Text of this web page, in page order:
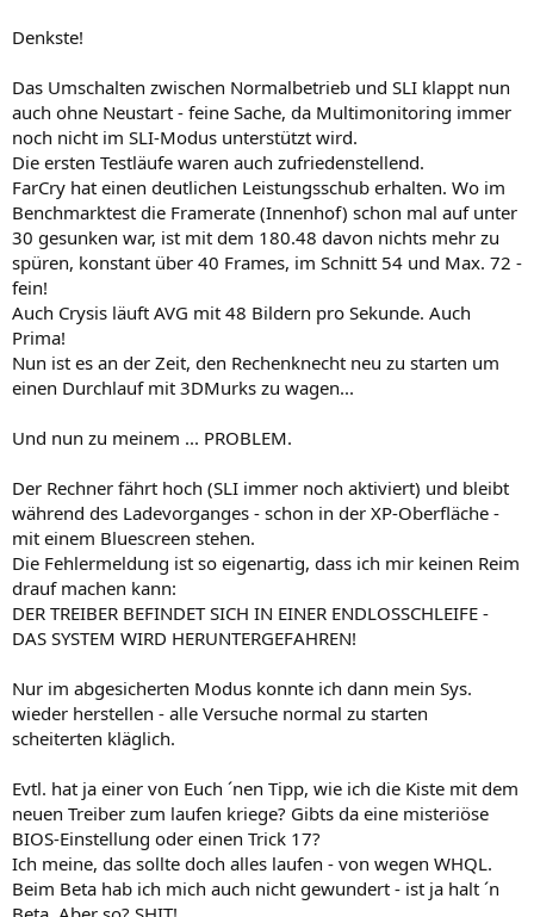
Denkste!
Das Umschalten zwischen Normalbetrieb und SLI klappt nun
auch ohne Neustart - feine Sache, da Multimonitoring immer
noch nicht im SLI-Modus unterstützt wird.
Die ersten Testläufe waren auch zufriedenstellend.
FarCry hat einen deutlichen Leistungsschub erhalten. Wo im
Benchmarktest die Framerate (Innenhof) schon mal auf unter
30 gesunken war, ist mit dem 180.48 davon nichts mehr zu
spüren, konstant über 40 Frames, im Schnitt 54 und Max. 72 -
fein!
Auch Crysis läuft AVG mit 48 Bildern pro Sekunde. Auch
Prima!
Nun ist es an der Zeit, den Rechenknecht neu zu starten um
einen Durchlauf mit 3DMurks zu wagen...
Und nun zu meinem ... PROBLEM.
Der Rechner fährt hoch (SLI immer noch aktiviert) und bleibt
während des Ladevorganges - schon in der XP-Oberfläche -
mit einem Bluescreen stehen.
Die Fehlermeldung ist so eigenartig, dass ich mir keinen Reim
drauf machen kann:
DER TREIBER BEFINDET SICH IN EINER ENDLOSSCHLEIFE -
DAS SYSTEM WIRD HERUNTERGEFAHREN!
Nur im abgesicherten Modus konnte ich dann mein Sys.
wieder herstellen - alle Versuche normal zu starten
scheiterten kläglich.
Evtl. hat ja einer von Euch ´nen Tipp, wie ich die Kiste mit dem
neuen Treiber zum laufen kriege? Gibts da eine misteriöse
BIOS-Einstellung oder einen Trick 17?
Ich meine, das sollte doch alles laufen - von wegen WHQL.
Beim Beta hab ich mich auch nicht gewundert - ist ja halt ´n